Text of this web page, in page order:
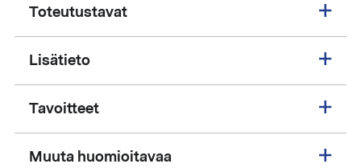
Toteutustavat
Lisätieto
Tavoitteet
Muuta huomioitavaa